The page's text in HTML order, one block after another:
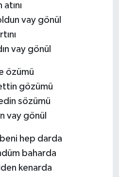
vay gönül
vay gönül
özümü
gözümü
sözümü
vay gönül
hep darda
baharda
kenarda